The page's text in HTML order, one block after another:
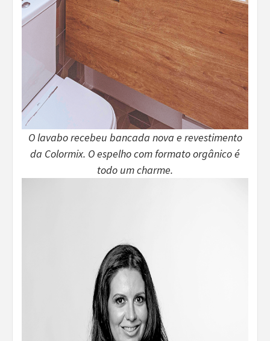
O lavabo recebeu bancada nova e revestimento
da Colormix. O espelho com formato orgânico é
todo um charme.